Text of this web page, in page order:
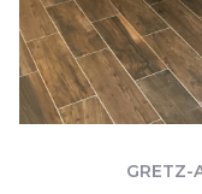
GRETZ-